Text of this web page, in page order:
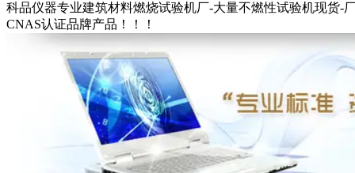
科品仪器专业建筑材料燃烧试验机厂-大量不燃性试验机现货-
CNAS认证品牌产品！！！